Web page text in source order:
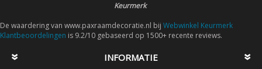
Keurmerk
De waardering van www.paxraamdecoratie.nl bij Webwinkel Keurmerk
Klantbeoordelingen is 9.2/10 gebaseerd op 1500+ recente reviews.
INFORMATIE